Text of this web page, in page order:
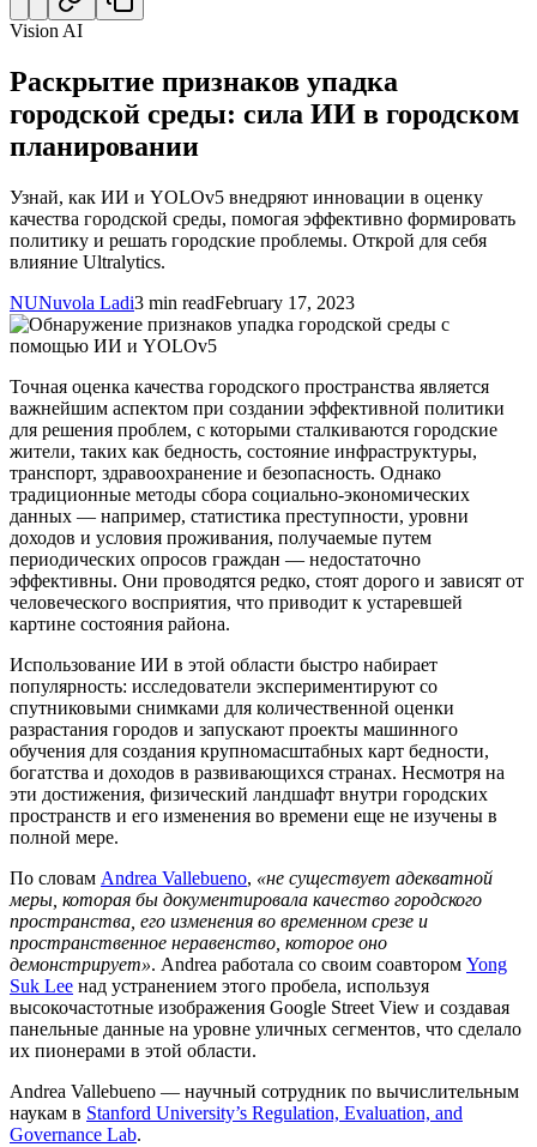
Vision AI
Раскрытие признаков упадка
городской среды: сила ИИ в городском
планировании
Узнай, как ИИ и YOLOv5 внедряют инновации в оценку
качества городской среды, помогая эффективно формировать
политику и решать городские проблемы. Открой для себя
влияние Ultralytics.
NUNuvola Ladi3 min readFebruary 17, 2023
Точная оценка качества городского пространства является
важнейшим аспектом при создании эффективной политики
для решения проблем, с которыми сталкиваются городские
жители, таких как бедность, состояние инфраструктуры,
транспорт, здравоохранение и безопасность. Однако
традиционные методы сбора социально-экономических
данных — например, статистика преступности, уровни
доходов и условия проживания, получаемые путем
периодических опросов граждан — недостаточно
эффективны. Они проводятся редко, стоят дорого и зависят от
человеческого восприятия, что приводит к устаревшей
картине состояния района.
Использование ИИ в этой области быстро набирает
популярность: исследователи экспериментируют со
спутниковыми снимками для количественной оценки
разрастания городов и запускают проекты машинного
обучения для создания крупномасштабных карт бедности,
богатства и доходов в развивающихся странах. Несмотря на
эти достижения, физический ландшафт внутри городских
пространств и его изменения во времени еще не изучены в
полной мере.
По словам Andrea Vallebueno, «не существует адекватной
меры, которая бы документировала качество городского
пространства, его изменения во временном срезе и
пространственное неравенство, которое оно
демонстрирует». Andrea работала со своим соавтором Yong
Suk Lee над устранением этого пробела, используя
высокочастотные изображения Google Street View и создавая
панельные данные на уровне уличных сегментов, что сделало
их пионерами в этой области.
Andrea Vallebueno — научный сотрудник по вычислительным
наукам в Stanford University’s Regulation, Evaluation, and
Governance Lab.